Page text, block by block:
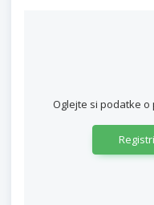
Oglejte si podatke